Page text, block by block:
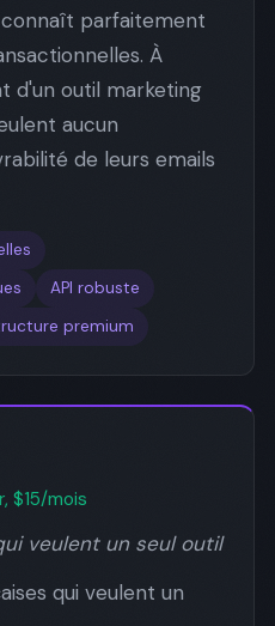
parfaitement
À
d'un outil marketing
aucun
de leurs emails
API robuste
premium
$15/mois
veulent un seul outil
qui veulent un